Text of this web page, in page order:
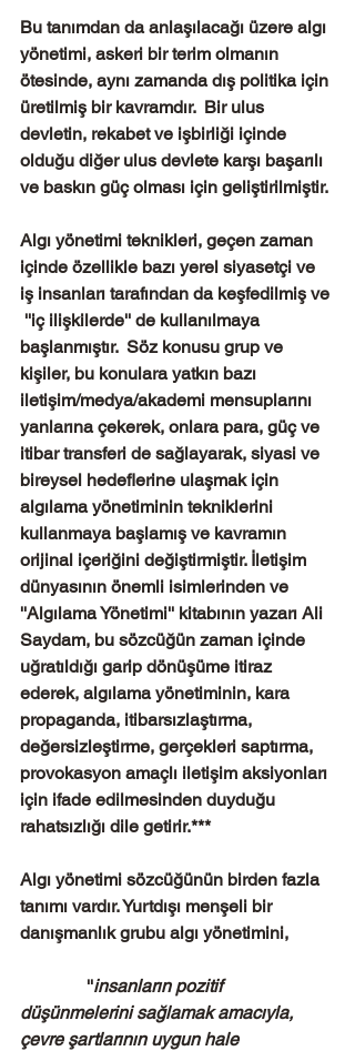
Bu tanımdan da anlaşılacağı üzere algı
yönetimi, askeri bir terim olmanın
ötesinde, aynı zamanda dış politika için
üretilmiş bir kavramdır.  Bir ulus
devletin, rekabet ve işbirliği içinde
olduğu diğer ulus devlete karşı başarılı
ve baskın güç olması için geliştirilmiştir.
Algı yönetimi teknikleri, geçen zaman
içinde özellikle bazı yerel siyasetçi ve
iş insanları tarafından da keşfedilmiş ve
''iç ilişkilerde'' de kullanılmaya
başlanmıştır.  Söz konusu grup ve
kişiler, bu konulara yatkın bazı
iletişim/medya/akademi mensuplarını
yanlarına çekerek, onlara para, güç ve
itibar transferi de sağlayarak, siyasi ve
bireysel hedeflerine ulaşmak için
algılama yönetiminin tekniklerini
kullanmaya başlamış ve kavramın
orijinal içeriğini değiştirmiştir. İletişim
dünyasının önemli isimlerinden ve
''Algılama Yönetimi'' kitabının yazarı Ali
Saydam, bu sözcüğün zaman içinde
uğratıldığı garip dönüşüme itiraz
ederek, algılama yönetiminin, kara
propaganda, itibarsızlaştırma,
değersizleştirme, gerçekleri saptırma,
provokasyon amaçlı iletişim aksiyonları
için ifade edilmesinden duyduğu
rahatsızlığı dile getirir.***
Algı yönetimi sözcüğünün birden fazla
tanımı vardır. Yurtdışı menşeli bir
danışmanlık grubu algı yönetimini,
               ''
insanların pozitif
düşünmelerini sağlamak amacıyla,
çevre şartlarının uygun hale